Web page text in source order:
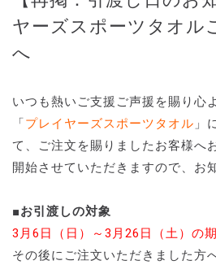
ヤーズスポーツタオル
へ
いつも熱いご支援ご声援を賜り心
「プレイヤーズスポーツタオル 」
て、ご注文を賜りましたお客様へ
開始させていただきますので、お
■お引渡しの対象
3月6日（日）～3月26日（土）の
その後にご注文いただきました方